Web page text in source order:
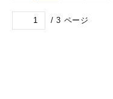
/ 3 ページ